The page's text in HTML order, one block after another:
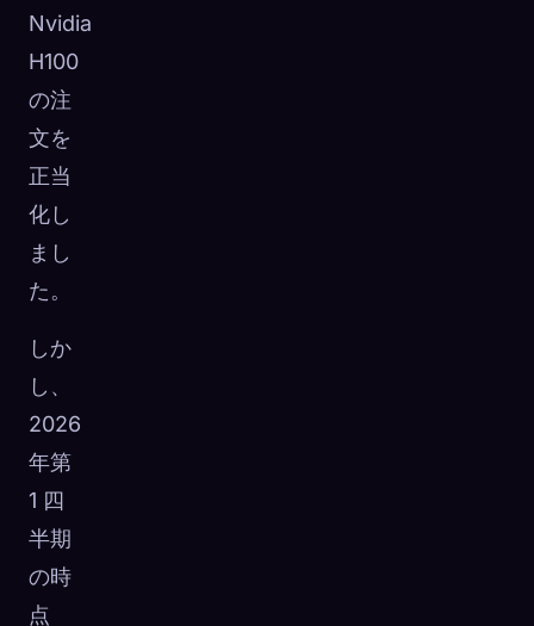
Nvidia
H100
の注
文を
正当
化し
まし
た。
しか
し、
2026
年第
1 四
半期
の時
点